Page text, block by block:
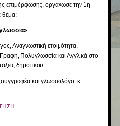
επιμόρφωσης, οργάνωσε την 1η
θέμα:
Αναγνωστική ετοιμότητα,
Πολυγλωσσία και Αγγλικά στο
δημοτικού.
και γλωσσολόγο κ.